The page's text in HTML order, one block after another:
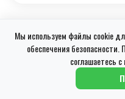
Мы используем файлы cookie
обеспечения
соглашаетесь